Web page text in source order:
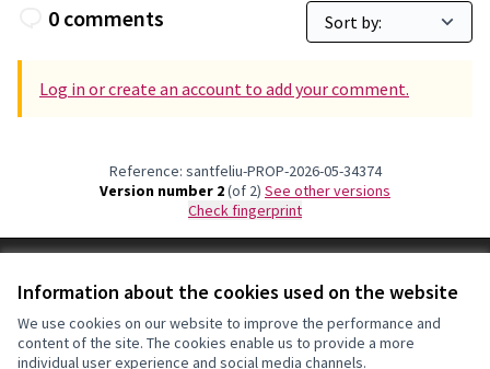
Information about the cookies used on the website
We use cookies on our website to improve the performance and
content of the site. The cookies enable us to provide a more
individual user experience and social media channels.
0 comments
Log in or create an account to add your comment.
Reference: santfeliu-PROP-2026-05-34374
Version number 2(of 2)
see other versions
Check fingerprint
Cookie settings
Decidim Sant Feliu at X
(External link)
Decidim Sant Feliu at Facebook
(External link)
Decidim Sant Feliu at Instagram
(External link)
Decidim Sant Feliu at YouTube
(External link)
English
Triar la llengua Elegir el idiomaChoose language